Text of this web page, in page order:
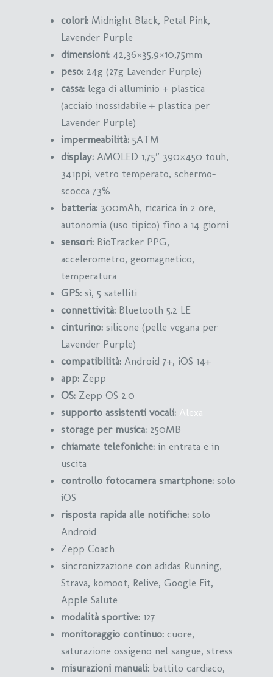
colori: Midnight Black, Petal Pink,
Lavender Purple
dimensioni: 42,36×35,9×10,75mm
peso: 24g (27g Lavender Purple)
cassa: lega di alluminio + plastica
(acciaio inossidabile + plastica per
Lavender Purple)
impermeabilità: 5ATM
display: AMOLED 1,75″ 390×450 touh,
341ppi, vetro temperato, schermo-
scocca 73%
batteria: 300mAh, ricarica in 2 ore,
autonomia (uso tipico) fino a 14 giorni
sensori: BioTracker PPG,
accelerometro, geomagnetico,
temperatura
GPS: sì, 5 satelliti
connettività: Bluetooth 5.2 LE
cinturino: silicone (pelle vegana per
Lavender Purple)
compatibilità: Android 7+, iOS 14+
app: Zepp
OS: Zepp OS 2.0
supporto assistenti vocali: Alexa
storage per musica: 250MB
chiamate telefoniche: in entrata e in
uscita
controllo fotocamera smartphone: solo
iOS
risposta rapida alle notifiche: solo
Android
Zepp Coach
sincronizzazione con adidas Running,
Strava, komoot, Relive, Google Fit,
Apple Salute
modalità sportive: 127
monitoraggio continuo: cuore,
saturazione ossigeno nel sangue, stress
misurazioni manuali: battito cardiaco,